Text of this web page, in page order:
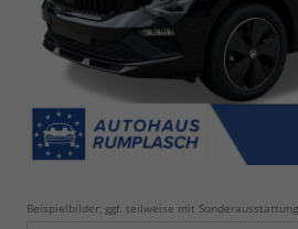
Beispielbilder, ggf. teilweise mit Sonderausstattung